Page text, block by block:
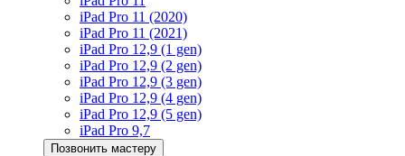
iPad Pro 11 (2020)
iPad Pro 11 (2021)
iPad Pro 12,9 (1 gen)
iPad Pro 12,9 (2 gen)
iPad Pro 12,9 (3 gen)
iPad Pro 12,9 (4 gen)
iPad Pro 12,9 (5 gen)
iPad Pro 9,7
Позвонить мастеру